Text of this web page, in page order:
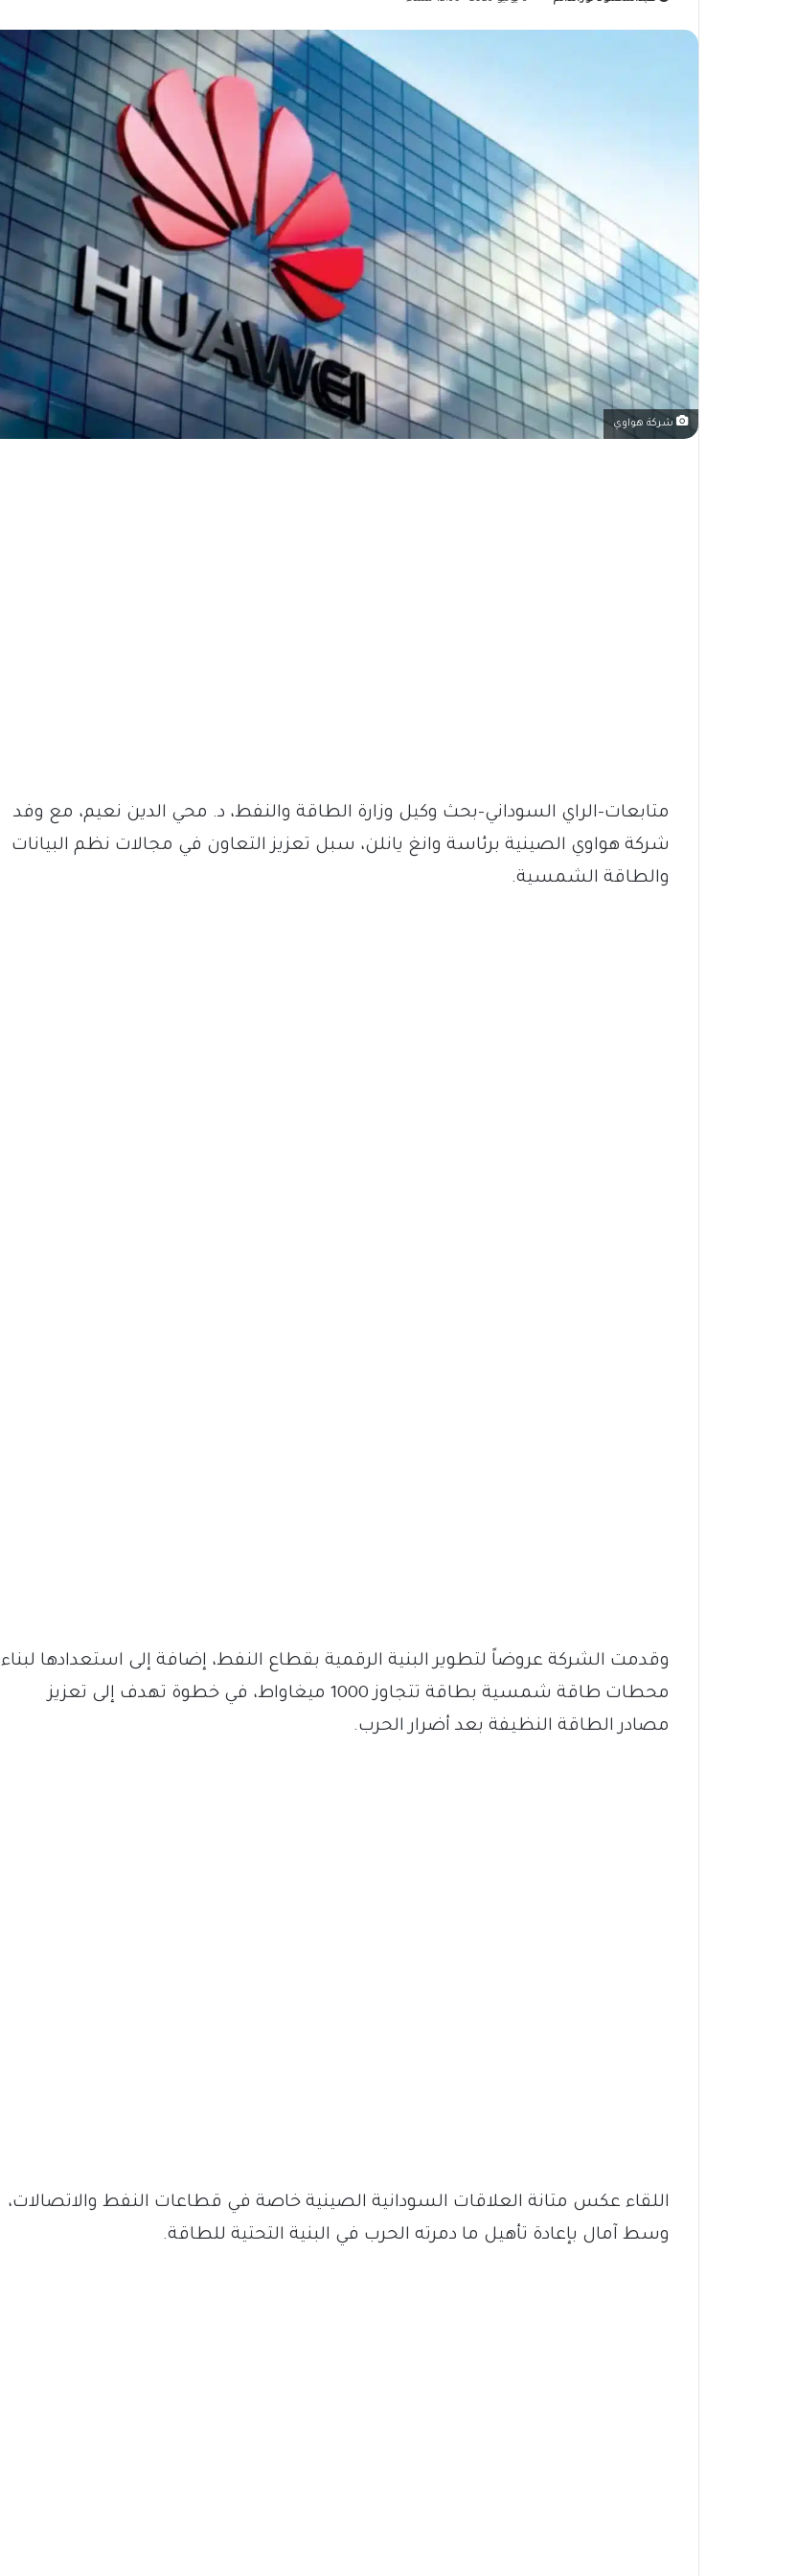
شركة هواوي
متابعات-الراي السوداني-بحث وكيل وزارة الطاقة والنفط، د. محي الدين نعيم، مع وفد
شركة هواوي الصينية برئاسة وانغ يانلن، سبل تعزيز التعاون في مجالات نظم البيانات
والطاقة الشمسية.
وقدمت الشركة عروضاً لتطوير البنية الرقمية بقطاع النفط، إضافة إلى استعدادها لبناء
محطات طاقة شمسية بطاقة تتجاوز 1000 ميغاواط، في خطوة تهدف إلى تعزيز
مصادر الطاقة النظيفة بعد أضرار الحرب.
اللقاء عكس متانة العلاقات السودانية الصينية خاصة في قطاعات النفط والاتصالات،
وسط آمال بإعادة تأهيل ما دمرته الحرب في البنية التحتية للطاقة.